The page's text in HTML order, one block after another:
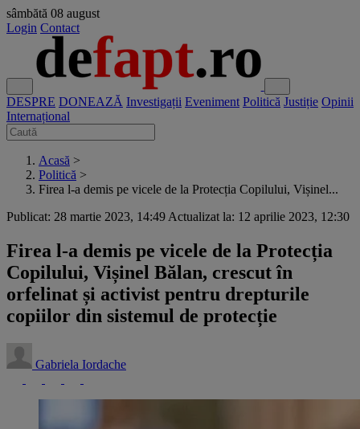
sâmbătă 08 august
Login Contact
DESPRE DONEAZĂ Investigații Eveniment Politică Justiție Opinii
Internațional
Acasă >
Politică >
Firea l-a demis pe vicele de la Protecția Copilului, Vișinel...
Publicat: 28 martie 2023, 14:49 Actualizat la: 12 aprilie 2023, 12:30
Firea l-a demis pe vicele de la Protecția
Copilului, Vișinel Bălan, crescut în
orfelinat și activist pentru drepturile
copiilor din sistemul de protecție
Gabriela Iordache